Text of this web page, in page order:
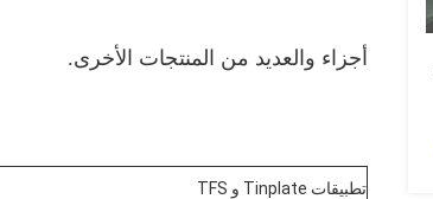
أجزاء و العديد من المنتجات الأخرى.
تطبيقات Tinplate و TFS